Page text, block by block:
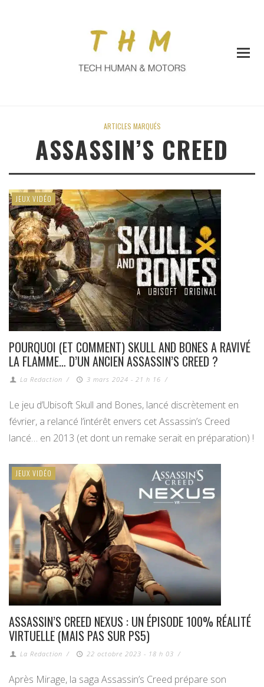
ARTICLES MARQUÉS
ASSASSIN’S CREED
JEUX VIDÉO
POURQUOI (ET COMMENT) SKULL AND BONES A RAVIVÉ
LA FLAMME… D’UN ANCIEN ASSASSIN’S CREED ?
La Redaction / 3 mars 2024 - 21 h 16 /
Le jeu d’Ubisoft Skull and Bones, lancé discrètement en
février, a relancé l’intérêt envers cet Assassin’s Creed
lancé… en 2013 (et dont un remake serait en préparation) !
JEUX VIDÉO
ASSASSIN’S CREED NEXUS : UN ÉPISODE 100% RÉALITÉ
VIRTUELLE (MAIS PAS SUR PS5)
La Redaction / 22 octobre 2023 - 18 h 03 /
Après Mirage, la saga Assassin’s Creed prépare son